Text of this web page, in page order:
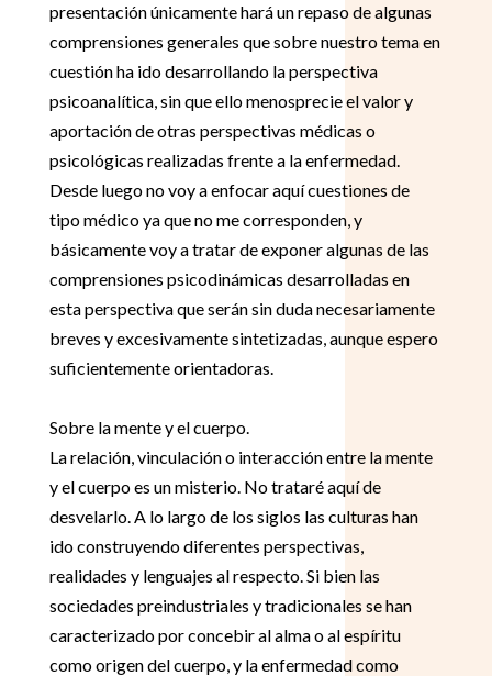
presentación únicamente hará un repaso de algunas
comprensiones generales que sobre nuestro tema en
cuestión ha ido desarrollando la perspectiva
psicoanalítica, sin que ello menosprecie el valor y
aportación de otras perspectivas médicas o
psicológicas realizadas frente a la enfermedad.
Desde luego no voy a enfocar aquí cuestiones de
tipo médico ya que no me corresponden, y
básicamente voy a tratar de exponer algunas de las
comprensiones psicodinámicas desarrolladas en
esta perspectiva que serán sin duda necesariamente
breves y excesivamente sintetizadas, aunque espero
suficientemente orientadoras.
Sobre la mente y el cuerpo.
La relación, vinculación o interacción entre la mente
y el cuerpo es un misterio. No trataré aquí de
desvelarlo. A lo largo de los siglos las culturas han
ido construyendo diferentes perspectivas,
realidades y lenguajes al respecto. Si bien las
sociedades preindustriales y tradicionales se han
caracterizado por concebir al alma o al espíritu
como origen del cuerpo, y la enfermedad como